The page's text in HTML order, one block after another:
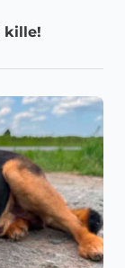
kille!